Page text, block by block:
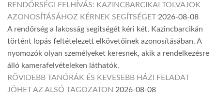
RENDŐRSÉGI FELHÍVÁS: KAZINCBARCIKAI TOLVAJOK
AZONOSÍTÁSÁHOZ KÉRNEK SEGÍTSÉGET 2026-08-08
A rendőrség a lakosság segítségét kéri két, Kazincbarcikán
történt lopás feltételezett elkövetőinek azonosításában. A
nyomozók olyan személyeket keresnek, akik a rendelkezésre
álló kamerafelvételeken láthatók.
RÖVIDEBB TANÓRÁK ÉS KEVESEBB HÁZI FELADAT
JÖHET AZ ALSÓ TAGOZATON 2026-08-08